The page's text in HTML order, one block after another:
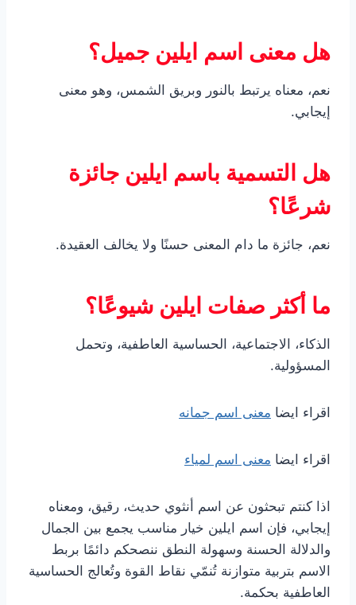
هل معنى اسم ايلين جميل؟
نعم، معناه يرتبط بالنور وبريق الشمس، وهو معنى
إيجابي.
هل التسمية باسم ايلين جائزة
شرعًا؟
نعم، جائزة ما دام المعنى حسنًا ولا يخالف العقيدة.
ما أكثر صفات ايلين شيوعًا؟
الذكاء، الاجتماعية، الحساسية العاطفية، وتحمل
المسؤولية.
اقراء ايضا معنى اسم جمانه
اقراء ايضا معنى اسم لمياء
اذا كنتم تبحثون عن اسم أنثوي حديث، رقيق، ومعناه
إيجابي، فإن اسم ايلين خيار مناسب يجمع بين الجمال
والدلالة الحسنة وسهولة النطق ننصحكم دائمًا بربط
الاسم بتربية متوازنة تُنمّي نقاط القوة وتُعالج الحساسية
العاطفية بحكمة.